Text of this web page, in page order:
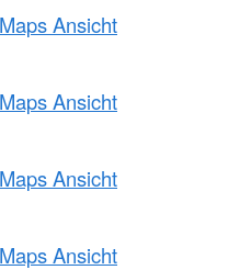
Ansicht
Ansicht
Ansicht
Ansicht